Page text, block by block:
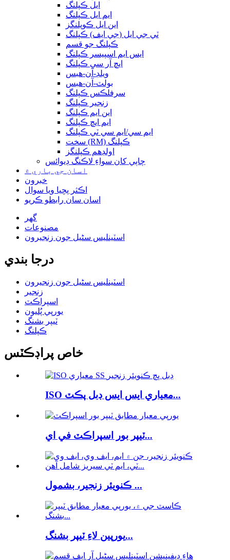
ايل ڪپلنگ
ايم ايل ڪپلنگ
اين ايل ڪوپلنگز
ٽي جي ايل (جي ايف) ڪپلنگ
ڪپلنگ جو قسم
ايس ايم اسپيسر ڪپلنگ
ايڇ آر سي ڪپلنگ
ويلڊ-آن-هبس
بولٽ-آن-هبس
سرفلڪس ڪپلنگ
زنجير ڪپلنگ
اين ايم ڪپلنگ
ايم ايڇ ڪپلنگ
ايم سي/ايم سي ٽي ڪپلنگ
سخت (RM) ڪپلنگ
اولڊهم ڪپلنگز
چاٻي کان سواءِ لاڪنگ ڊيوائس
اسان جي باري ۾
خبرون
اڪثر پڇيا ويا سوال
اسان سان رابطو ڪريو
گھر
مصنوعات
اسٽينلیس سٹیل جون زنجيرون
درجا بندي
اسٽينلیس سٹیل جون زنجيرون
زنجير
اسپراڪٽ
يورپي پُليون
ٽيپر بشنگ
ڪپلنگ
خاص پراڊڪٽس
ISO معياري ايس ايس ڊبل پڪٽ...
ٽيپر بور اسپراڪٽ في اي...
ڪنويئر زنجير، بشمول ...
يورپين لاءِ ٽيپر بشنگ...